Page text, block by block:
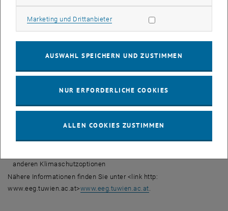
Dr. Wolfgang Ritschel (Geschäftsführer Verein der
Kohlenimporteure e.V., Hamburg): <link http: www.eeg.tuwien.ac.at
events egs pdf egs091124_ritschel.pdf _blank pdf-
link>Steinkohleweltmarkt: Perspektiven des globalen
Kohlemarktes
Dr. Adolf Aumüller / DI Franz Klemm (EVN / IEA Clean Coal Centre):
egs091124_klemm.pdf _blank pdf-link>Kohletechnologie: Stand
der Technik und Entwicklungspotentiale
Sachverständigenrat für Umweltfragen): <link http:
www.eeg.tuwien.ac.at events egs pdf egs091124_faulstich.pdf
anderen Klimaschutzoptionen
Nähere Informationen finden Sie unter <link http:
www.eeg.tuwien.ac.at>www.eeg.tuwien.ac.at.
Marketing und DrittanbieterMarketing Cookies zulassen
AUSWAHL SPEICHERN UND ZUSTIMMEN
NUR ERFORDERLICHE COOKIES
ALLEN COOKIES ZUSTIMMEN